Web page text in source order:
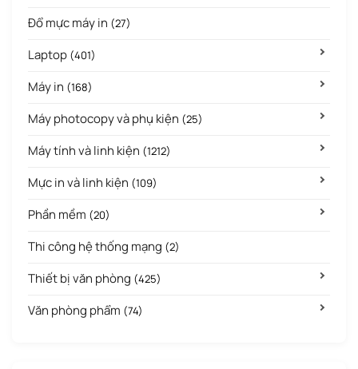
Đổ mực máy in (27)
Laptop (401)
Máy in (168)
Máy photocopy và phụ kiện (25)
Máy tính và linh kiện (1212)
Mực in và linh kiện (109)
Phần mềm (20)
Thi công hệ thống mạng (2)
Thiết bị văn phòng (425)
Văn phòng phẩm (74)